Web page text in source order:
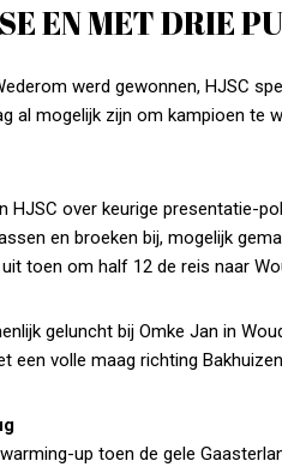
EN MET DRIE
werd gewonnen, HJSC
al mogelijk zijn om kampioen te
HJSC over keurige presentatie-
en broeken bij, mogelijk
toen om half 12 de reis naar
geluncht bij Omke Jan in
een volle maag richting
up toen de gele